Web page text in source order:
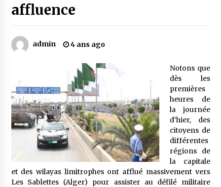
Oum el Gaïla / L’ogresse du M’zab
montagnards
4 ans ago
Quand on va vite
5 ans ago
« Père, tiens-moi, je vais tomber ! »
5 ans ago
affluence
admin 4 ans ago
Notons que
dès les
premières
heures de
la journée
d’hier, des
citoyens de
différentes
régions de
la capitale
et des wilayas limitrophes ont afflué massivement vers
Les Sablettes (Alger) pour assister au défilé militaire